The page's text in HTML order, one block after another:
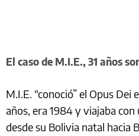
El caso de M.I.E., 31 años
M.I.E. “conoció” el Opus Dei
años, era 1984 y viajaba
desde su Bolivia natal hacia